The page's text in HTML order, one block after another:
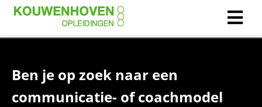
Ben je op zoek naar een
communicatie- of coachmodel